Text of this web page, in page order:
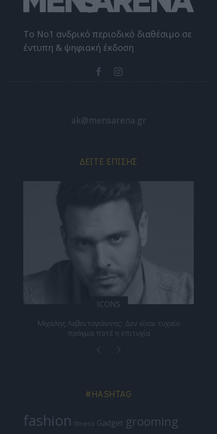
Το Nο1 ανδρικό περιοδικό διαθέσιμο σε
έντυπη & ψηφιακή έκδοση
ak@mensarena.gr
ΔΕΊΤΕ ΕΠΊΣΗΣ
ICONS
Μιχάλης Λεβεντογιάννης: Δεν είναι τυχαίο
πράγμα ποτέ η επιτυχία
#HASHTAG
fashion fitness Gadget grooming